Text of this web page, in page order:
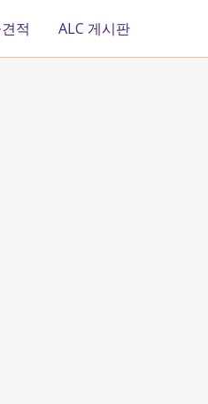
적
ALC 게시판